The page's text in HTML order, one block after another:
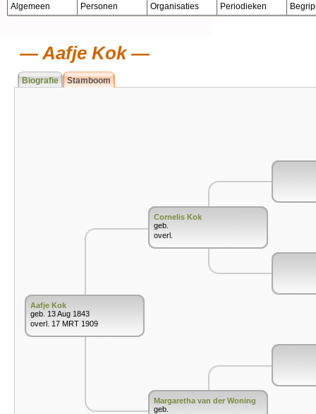
Algemeen Personen Organisaties Periodieken
Aafje Kok
Biografie Stamboom
Aafje Kok
geb. 13 Aug 1843
overl. 17 MRT 1909
Cornelis Kok
geb.
overl.
Margaretha van der Woning
geb.